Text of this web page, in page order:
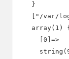
  }
["/var/
  array(1) {
    [0]=>